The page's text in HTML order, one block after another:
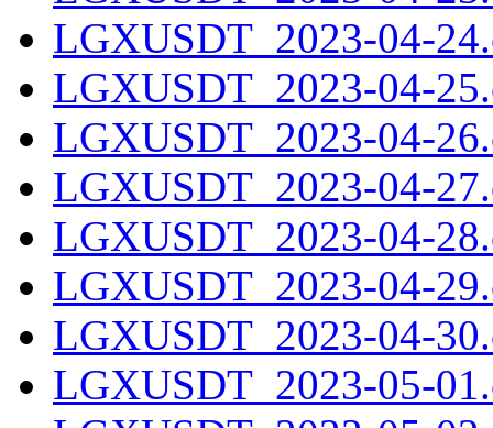
LGXUSDT_2023-04-
LGXUSDT_2023-04-
LGXUSDT_2023-04-
LGXUSDT_2023-04-
LGXUSDT_2023-04-
LGXUSDT_2023-04-
LGXUSDT_2023-04-
LGXUSDT_2023-05-